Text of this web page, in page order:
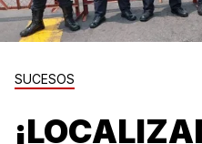
SUCESOS